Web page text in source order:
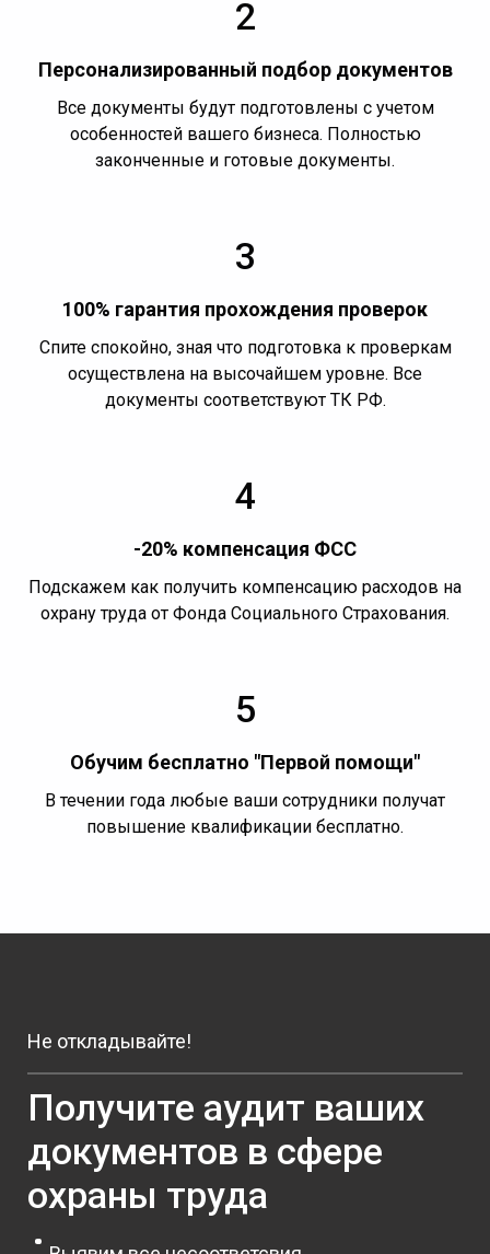
2
Персонализированный подбор документов
Все документы будут подготовлены с учетом
особенностей вашего бизнеса. Полностью
законченные и готовые документы.
3
100% гарантия прохождения проверок
Спите спокойно, зная что подготовка к проверкам
осуществлена на высочайшем уровне. Все
документы соответствуют ТК РФ.
4
-20% компенсация ФСС
Подскажем как получить компенсацию расходов на
охрану труда от Фонда Социального Страхования.
5
Обучим бесплатно "Первой помощи"
В течении года любые ваши сотрудники получат
повышение квалификации бесплатно.
Не откладывайте!
Получите аудит ваших
документов в сфере
охраны труда